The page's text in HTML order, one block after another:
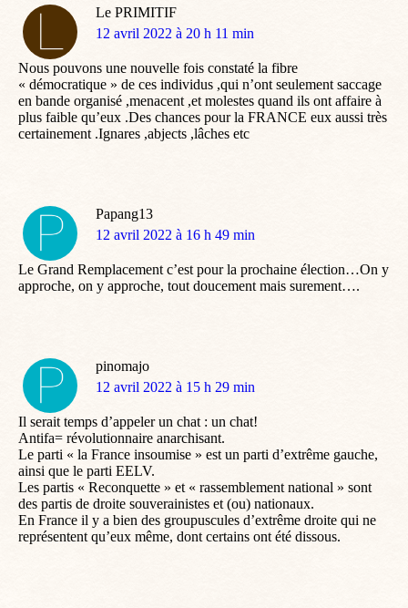
Le PRIMITIF
dit
12 avril 2022 à 20 h 11 min
Nous pouvons une nouvelle fois constaté la fibre
« démocratique » de ces individus ,qui n’ont seulement saccage
en bande organisé ,menacent ,et molestes quand ils ont affaire à
plus faible qu’eux .Des chances pour la FRANCE eux aussi très
certainement .Ignares ,abjects ,lâches etc
Papang13
dit
12 avril 2022 à 16 h 49 min
Le Grand Remplacement c’est pour la prochaine élection…On y
approche, on y approche, tout doucement mais surement….
pinomajo
dit
12 avril 2022 à 15 h 29 min
Il serait temps d’appeler un chat : un chat!
Antifa= révolutionnaire anarchisant.
Le parti « la France insoumise » est un parti d’extrême gauche,
ainsi que le parti EELV.
Les partis « Reconquette » et « rassemblement national » sont
des partis de droite souverainistes et (ou) nationaux.
En France il y a bien des groupuscules d’extrême droite qui ne
représentent qu’eux même, dont certains ont été dissous.